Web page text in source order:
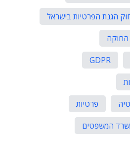
הגנת הפרטיות בישראל
החוקה
GDPR
פרטיות
המשפטים